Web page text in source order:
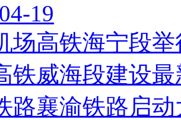
19
场高铁海宁段
铁威海段建设
路襄渝铁路启